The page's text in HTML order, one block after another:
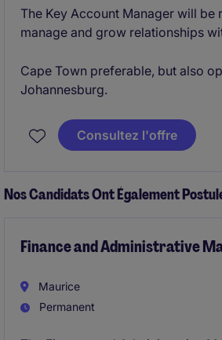
The Key Account Manager will be
manage and grow relationships
Cape Town preferable, but also
Johannesburg.
Consultez l'offre
Nos Candidats Ont Également
Finance and Administrative
Maurice
Permanent